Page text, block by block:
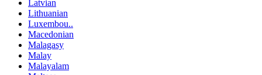
Latvian
Lithuanian
Luxembou..
Macedonian
Malagasy
Malay
Malayalam